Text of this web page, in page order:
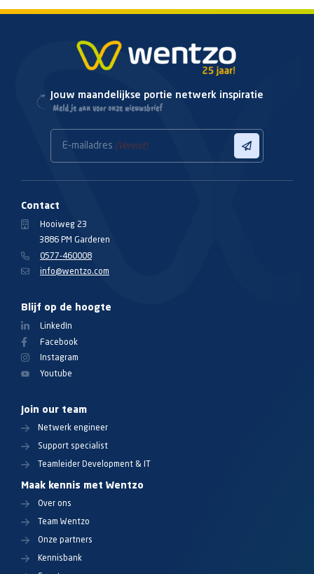
Jouw maandelijkse portie netwerk inspiratie
Meld je aan voor onze nieuwsbrief
E-mailadres (Vereist)
Contact
Hooiweg 23
3886 PM Garderen
0577-460008
info@wentzo.com
Blijf op de hoogte
LinkedIn
Facebook
Instagram
Youtube
Join our team
Netwerk engineer
Support specialist
Teamleider Development & IT
Maak kennis met Wentzo
Over ons
Team Wentzo
Onze partners
Kennisbank